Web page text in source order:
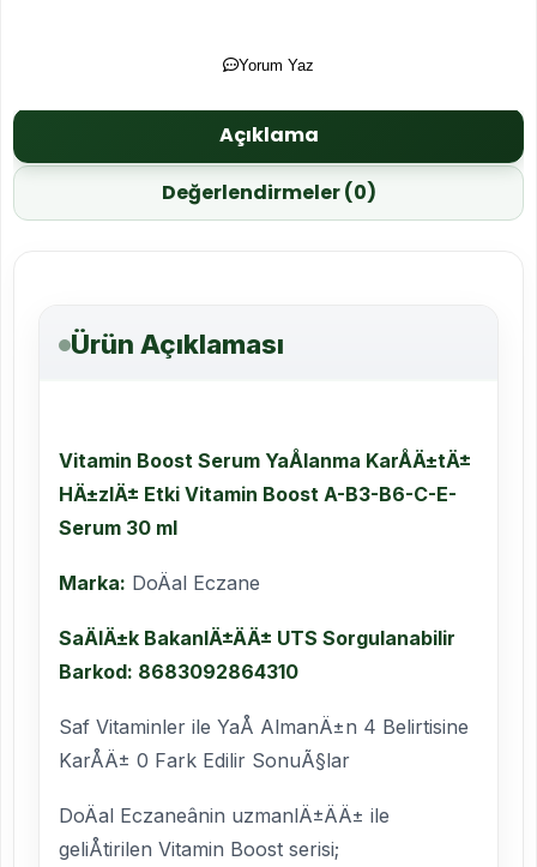
Yorum Yaz
Açıklama
Değerlendirmeler (0)
Ürün Açıklaması
Vitamin Boost Serum YaÅlanma KarÅÄ±tÄ±
HÄ±zlÄ± Etki Vitamin Boost A-B3-B6-C-E-
Serum 30 ml
Marka: DoÄal Eczane
SaÄlÄ±k BakanlÄ±ÄÄ± UTS Sorgulanabilir
Barkod: 8683092864310
Saf Vitaminler ile YaÅ AlmanÄ±n 4 Belirtisine
KarÅÄ± 0 Fark Edilir SonuÃ§lar
DoÄal Eczaneânin uzmanlÄ±ÄÄ± ile
geliÅtirilen Vitamin Boost serisi;